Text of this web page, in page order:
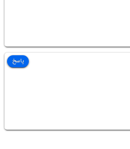
پاسخ